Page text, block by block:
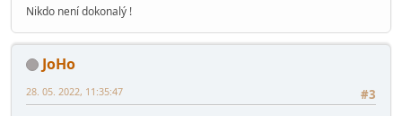
Nikdo není dokonalý !
JoHo
#3
28. 05. 2022, 11:35:47